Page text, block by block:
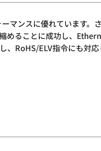
マンスに優れています。
めることに成功し、
RoHS/ELV指令にも対応